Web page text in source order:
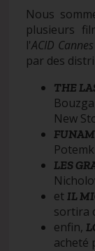
Nous
plusieurs
l'ACID Cannes
par des
THE
New
LES
et IL
sortira
enfin,
acheté